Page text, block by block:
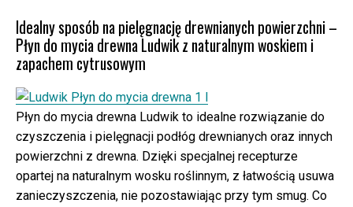
Idealny sposób na pielęgnację drewnianych powierzchni –
Płyn do mycia drewna Ludwik z naturalnym woskiem i
zapachem cytrusowym
Płyn do mycia drewna Ludwik to idealne rozwiązanie do
czyszczenia i pielęgnacji podłóg drewnianych oraz innych
powierzchni z drewna. Dzięki specjalnej recepturze
opartej na naturalnym wosku roślinnym, z łatwością usuwa
zanieczyszczenia, nie pozostawiając przy tym smug. Co